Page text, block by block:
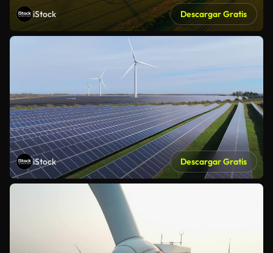
iStock Descargar Gratis
iStock Descargar Gratis